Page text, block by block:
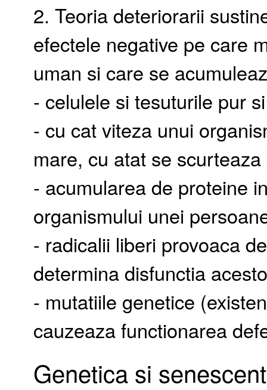
2. Teoria deteriorarii
efectele negative pe care
uman si care se
- celulele si tesuturile pur
- cu cat viteza unui
mare, cu atat se
- acumularea de proteine
organismului unei
- radicalii liberi provoaca
determina disfunctia
- mutatiile genetice
cauzeaza functionarea
Genetica si